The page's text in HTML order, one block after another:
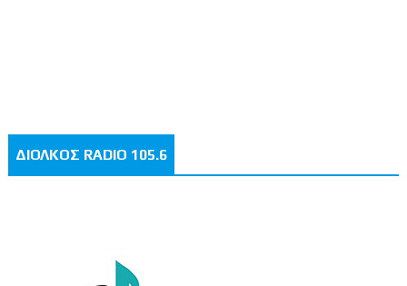
ΔΙΟΛΚΟΣ RADIO 105.6